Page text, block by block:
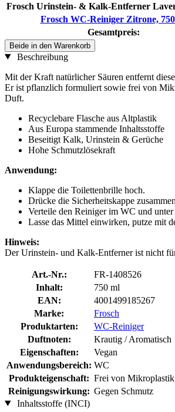
Frosch Urinstein- & Kalk-Entferner
Frosch WC-Reiniger Zitrone,
Gesamtpreis:
Beide in den Warenkorb
Beschreibung
Mit der Kraft natürlicher Säuren entfernt
Er ist pflanzlich formuliert sowie frei von
Duft.
Recyclebare Flasche aus Altplastik
Aus Europa stammende Inhaltsstoffe
Beseitigt Kalk, Urinstein & Gerüche
Hohe Schmutzlösekraft
Anwendung:
Klappe die Toilettenbrille hoch.
Drücke die Sicherheitskappe
Verteile den Reiniger im WC und unter
Lasse das Mittel einwirken, putze mit
Hinweis:
Der Urinstein- und Kalk-Entferner ist nicht
Art.-Nr.:
FR-1408526
Inhalt:
750 ml
EAN:
4001499185267
Marke:
Frosch
Produktarten:
WC-Reiniger
Duftnoten:
Krautig / Aromatisch
Eigenschaften:
Vegan
Anwendungsbereich: WC
Produkteigenschaft: Frei von
Reinigungswirkung: Gegen Schmutz
Inhaltsstoffe (INCI)